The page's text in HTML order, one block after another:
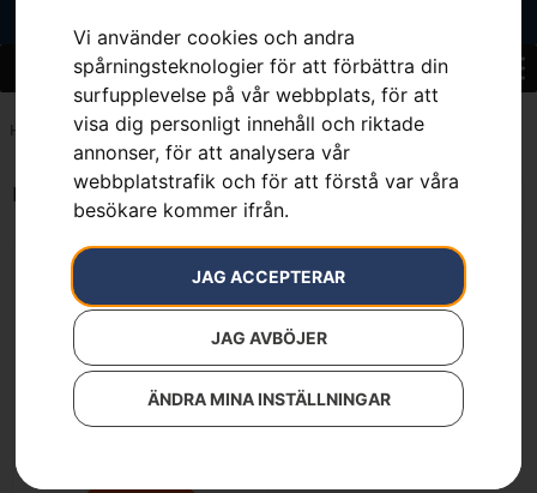
Vi använder cookies och andra
spårningsteknologier för att förbättra din
surfupplevelse på vår webbplats, för att
visa dig personligt innehåll och riktade
annonser, för att analysera vår
webbplatstrafik och för att förstå var våra
besökare kommer ifrån.
JAG ACCEPTERAR
JAG AVBÖJER
ÄNDRA MINA INSTÄLLNINGAR
Hem 7392930544468
Endast ett sökresultat
HUSQVARNA LB 251S